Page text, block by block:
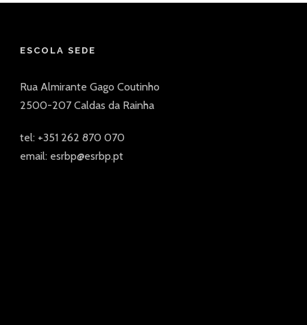
ESCOLA SEDE
Rua Almirante Gago Coutinho
2500-207 Caldas da Rainha
tel: +351 262 870 070
email: esrbp@esrbp.pt